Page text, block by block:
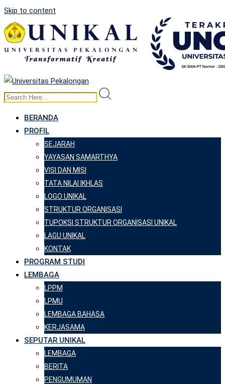
Skip to content
BERANDA
PROFIL
SEJARAH
YAYASAN SAMARTHYA
VISI DAN MISI
TATA NILAI IKHLAS
LOGO UNIKAL
STRUKTUR ORGANISASI
TUPOKSI STRUKTUR ORGANISASI UNIKAL
LAGU UNIKAL
KONTAK
PROGRAM STUDI
LEMBAGA
LPPM
LPMU
LEMBAGA BAHASA
KERJASAMA
SEPUTAR UNIKAL
LEMBAGA
BERITA
PENGUMUMAN